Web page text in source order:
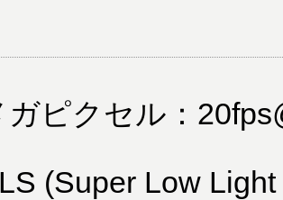
ガピクセル：
(Super Low